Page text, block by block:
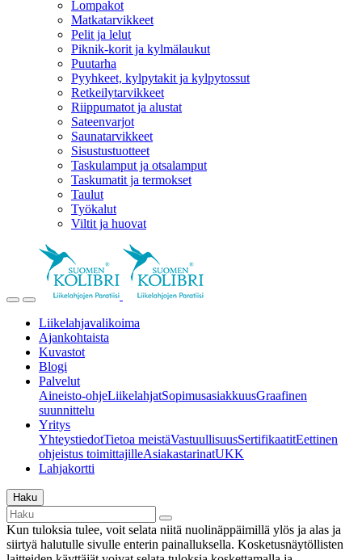
Lompakot
Matkatarvikkeet
Pelit ja lelut
Piknik-korit ja kylmälaukut
Puutarha
Pyyhkeet, kylpytakit ja kylpytossut
Retkeilytarvikkeet
Riippumatot ja alustat
Sateenvarjot
Saunatarvikkeet
Sisustustuotteet
Taskulamput ja otsalamput
Taskumatit ja termokset
Taulut
Työkalut
Viltit ja huovat
Liikelahjavalikoima
Ajankohtaista
Kuvastot
Blogi
Palvelut
Aineisto-ohjeLiikelahjatSopimusasiakkuusGraafinen
suunnittelu
Yritys
YhteystiedotTietoa meistäVastuullisuusSertifikaatitEettinen
ohjeistus toimittajilleAsiakastarinatUKK
Lahjakortti
Haku
Kun tuloksia tulee, voit selata niitä nuolinäppäimillä ylös ja alas ja
siirtyä halutulle sivulle enterin painalluksella. Kosketusnäytöllisten